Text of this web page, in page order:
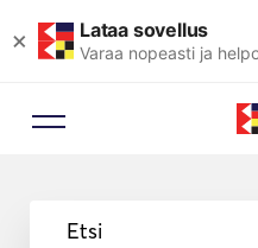
× Lataa sovellus
Varaa nopeasti ja
Etsi